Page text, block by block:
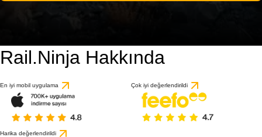
Rail.Ninja Hakkında
En iyi mobil uygulama Çok iyi değerlendirildi
Harika değerlendirildi